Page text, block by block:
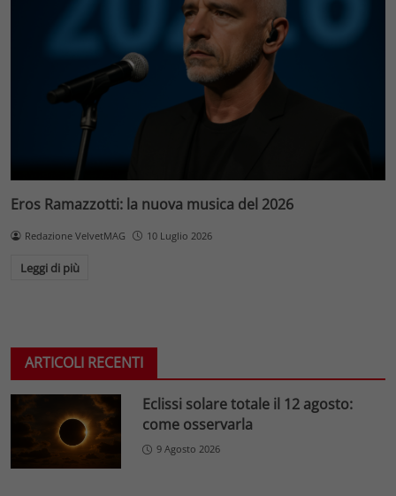
Eros Ramazzotti: la nuova musica del 2026
Redazione VelvetMAG 10 Luglio 2026
Leggi di più
ARTICOLI RECENTI
Eclissi solare totale il 12 agosto:
come osservarla
9 Agosto 2026